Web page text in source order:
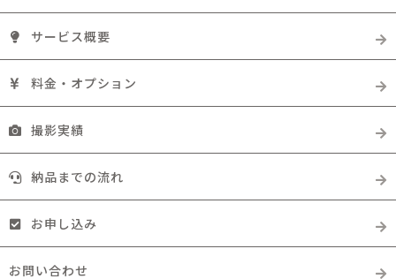
サービス概要
料金・オプション
撮影実績
納品までの流れ
お申し込み
お問い合わせ